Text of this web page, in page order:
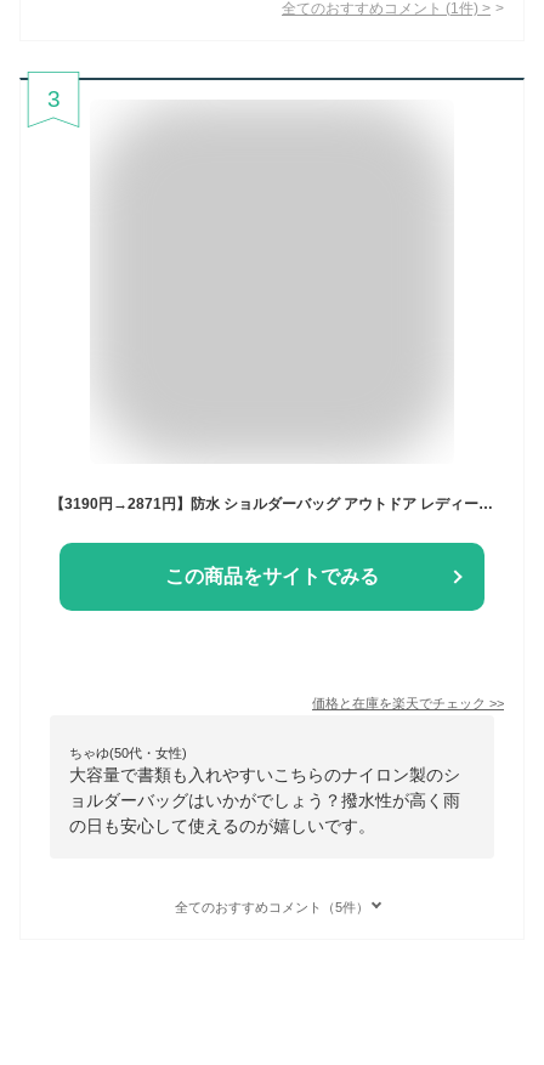
全てのおすすめコメント (1 件) >
3
【3190円→2871円】防水 ショルダーバッグ アウトドア レディース 斜めがけ ナイロン 大人 軽量 撥水 大きめ 可愛い スポーツ メンズ かっこいい 40代 50代 60代 斜めがけバッグ 軽い おしゃれ マザーズバッグ ショルダー バッグ スポーティー 旅行 カバン 鞄 通勤 通学 黒
この商品をサイトでみる
価格と在庫を楽天でチェック >>
ちゃゆ(50代・女性)
大容量で書類も入れやすいこちらのナイロン製のシ
ョルダーバッグはいかがでしょう？撥水性が高く雨
の日も安心して使えるのが嬉しいです。
全てのおすすめコメント（5件）